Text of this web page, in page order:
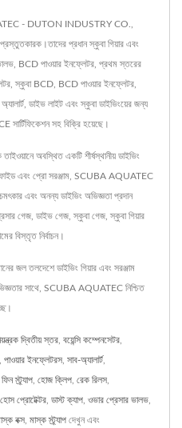
- DUTON INDUSTRY CO.,
প্রধান স্কুবা গিয়ার এবং
BCD পাওয়ার ইনফ্লেটর, প্রথম স্তরের
স্কুবা BCD, BCD পাওয়ার ইনফ্লেটর,
ডাইভ লাইট এবং স্কুবা ডাইভিংয়ের জন্য
সার্টিফিকেশন সহ বিক্রি হয়েছে।
অবস্থিত একটি শীর্ষস্থানীয় ডাইভিং
এবং প্রো সরঞ্জাম, SCUBA AQUATEC
এবং অনন্য ডাইভিং অভিজ্ঞতা প্রদান
গেজ, ডাইভ গেজ, স্কুবা গেজ, স্কুবা গিয়ার
বিস্তৃত নির্বাচন।
জল তলদেশে ডাইভিং গিয়ার এবং সরঞ্জাম
সাথে, SCUBA AQUATEC নিশ্চিত
দ্বিতীয় স্তর বয়েন্সি কম্পেনসেটর
পাওয়ার ইনফ্লেটরস সাব-অ্যালার্ট
স্ট্র্যাপ হোজ ক্লিপ রেক রিলস
হোস প্রোটেক্টর ডাস্ট ক্যাপ ওভার প্রেসার ভালভ
বক্স মাস্ক স্ট্র্যাপ দেখুন এবং